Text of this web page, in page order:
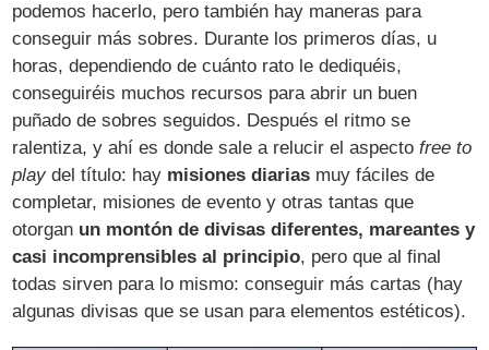
podemos hacerlo, pero también hay maneras para
conseguir más sobres. Durante los primeros días, u
horas, dependiendo de cuánto rato le dediquéis,
conseguiréis muchos recursos para abrir un buen
puñado de sobres seguidos. Después el ritmo se
ralentiza, y ahí es donde sale a relucir el aspectofree to
play del título: hay misiones diarias muy fáciles de
completar, misiones de evento y otras tantas que
otorgan un montón de divisas diferentes, mareantes y
casi incomprensibles al principio, pero que al final
todas sirven para lo mismo: conseguir más cartas (hay
algunas divisas que se usan para elementos estéticos).